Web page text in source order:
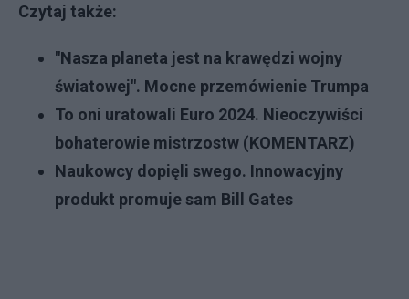
Czytaj także:
"Nasza planeta jest na krawędzi wojny
światowej". Mocne przemówienie Trumpa
To oni uratowali Euro 2024. Nieoczywiści
bohaterowie mistrzostw (KOMENTARZ)
Naukowcy dopięli swego. Innowacyjny
produkt promuje sam Bill Gates